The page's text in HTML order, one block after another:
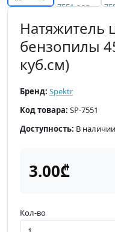
Натяжитель
бензопилы
куб.см)
Бренд: Spektr
Код товара: SP-7551
Доступность: В наличии
3.00₾
Кол-во